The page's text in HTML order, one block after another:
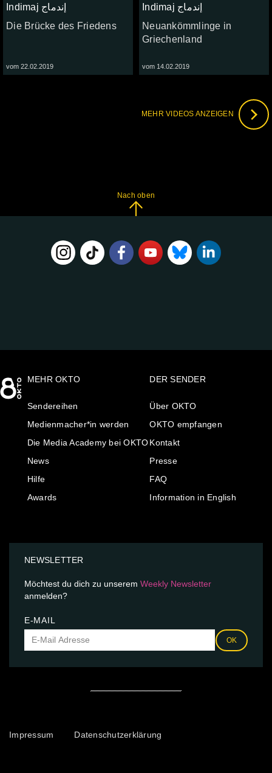
Indimaj إندماج
Die Brücke des Friedens
vom 22.02.2019
Indimaj إندماج
Neuankömmlinge in
Griechenland
vom 14.02.2019
MEHR VIDEOS ANZEIGEN
Nach oben
MEHR OKTO
Sendereihen
Medienmacher*in werden
Die Media Academy bei OKTO
News
Hilfe
Awards
DER SENDER
Über OKTO
OKTO empfangen
Kontakt
Presse
FAQ
Information in English
NEWSLETTER
Möchtest du dich zu unserem Weekly Newsletter
anmelden?
E-MAIL
OK
Impressum Datenschutzerklärung